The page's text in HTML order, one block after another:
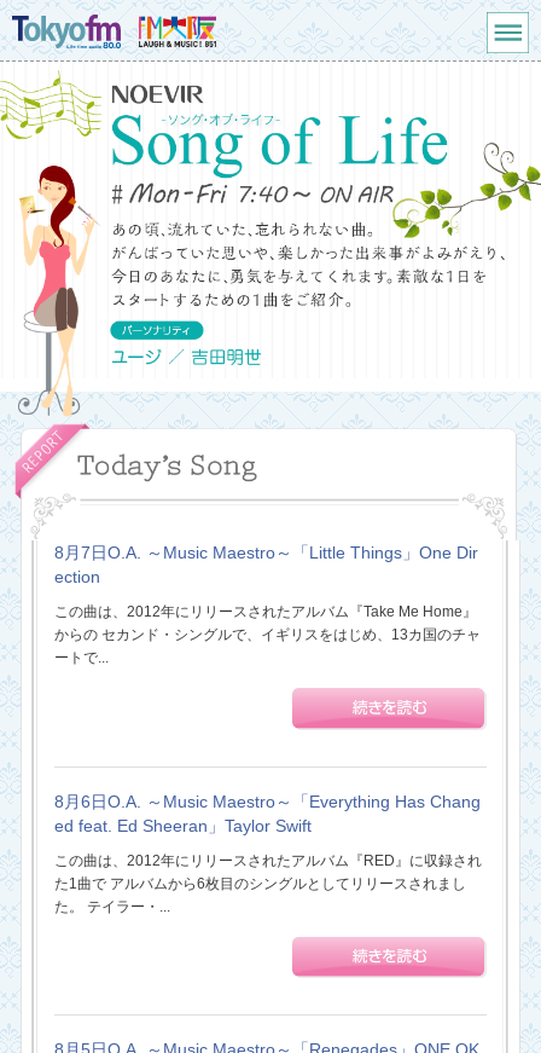
8月7日O.A. ～Music Maestro～「Little Things」One Dir
ection
この曲は、2012年にリリースされたアルバム『Take Me Home』
からの セカンド・シングルで、イギリスをはじめ、13カ国のチャ
ートで...
8月6日O.A. ～Music Maestro～「Everything Has Chang
ed feat. Ed Sheeran」Taylor Swift
この曲は、2012年にリリースされたアルバム『RED』に収録され
た1曲で アルバムから6枚目のシングルとしてリリースされまし
た。 テイラー・...
8月5日O.A. ～Music Maestro～「Renegades」ONE OK